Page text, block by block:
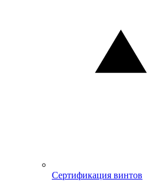
Сертификация винтов